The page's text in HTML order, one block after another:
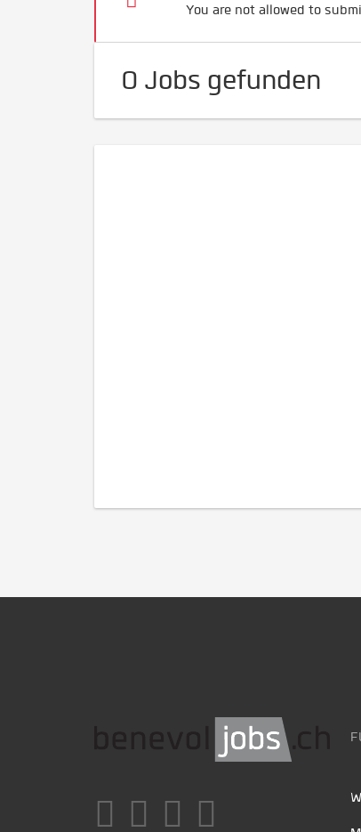
You are not allowed to
0 Jobs gefunden